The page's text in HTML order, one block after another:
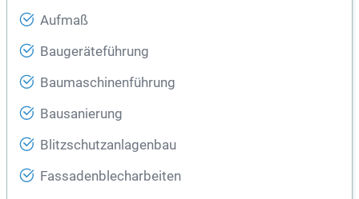
Aufmaß
Baugeräteführung
Baumaschinenführung
Bausanierung
Blitzschutzanlagenbau
Fassadenblecharbeiten